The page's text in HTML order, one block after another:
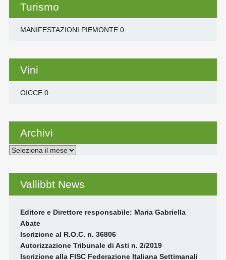
Turismo
MANIFESTAZIONI PIEMONTE0
Vini
OICCE0
Archivi
Archivi
Vallibbt News
Editore e Direttore responsabile: Maria Gabriella
Abate
Iscrizione al R.O.C. n. 36806
Autorizzazione Tribunale di Asti n. 2/2019
Iscrizione alla FISC Federazione Italiana Settimanali